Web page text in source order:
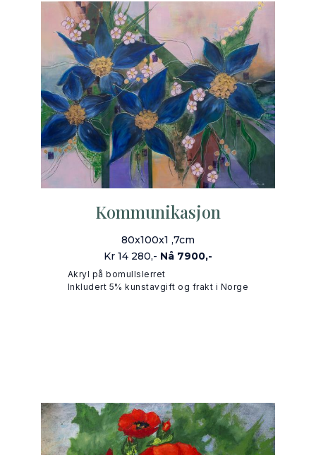
Kommunikasjon
80x100x1 ,7cm
Kr 14 280,- Nå 7900,-
Akryl på bomullslerret
Inkludert 5% kunstavgift og frakt i Norge